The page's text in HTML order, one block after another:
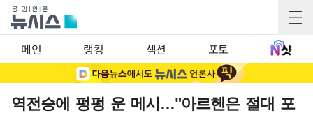
메인 랭킹 섹션 포토
역전승에 펑펑 운 메시…"아르헨은 절대 포